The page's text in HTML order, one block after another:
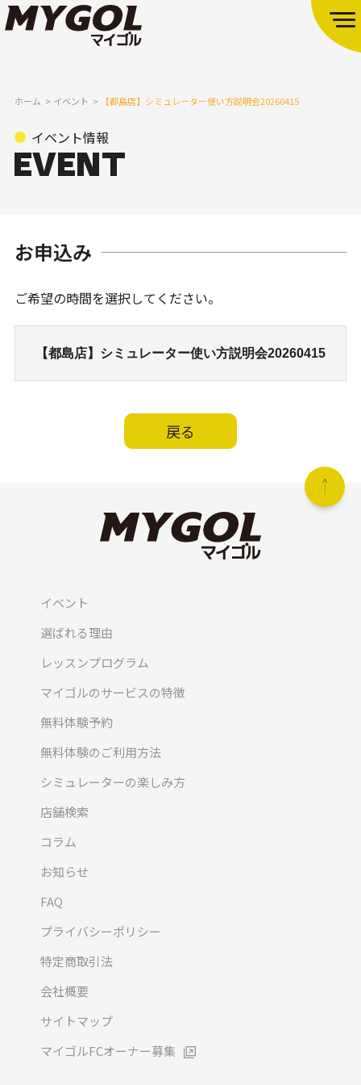
ホーム イベント 【都島店】シミュレーター使い方説明会20260415
イベント情報
お申込み
ご希望の時間を選択してください。
【都島店】シミュレーター使い方説明会20260415
戻る
イベント
選ばれる理由
レッスンプログラム
マイゴルのサービスの特徴
無料体験予約
無料体験のご利用方法
シミュレーターの楽しみ方
店舗検索
コラム
お知らせ
FAQ
プライバシーポリシー
特定商取引法
会社概要
サイトマップ
マイゴルFCオーナー募集